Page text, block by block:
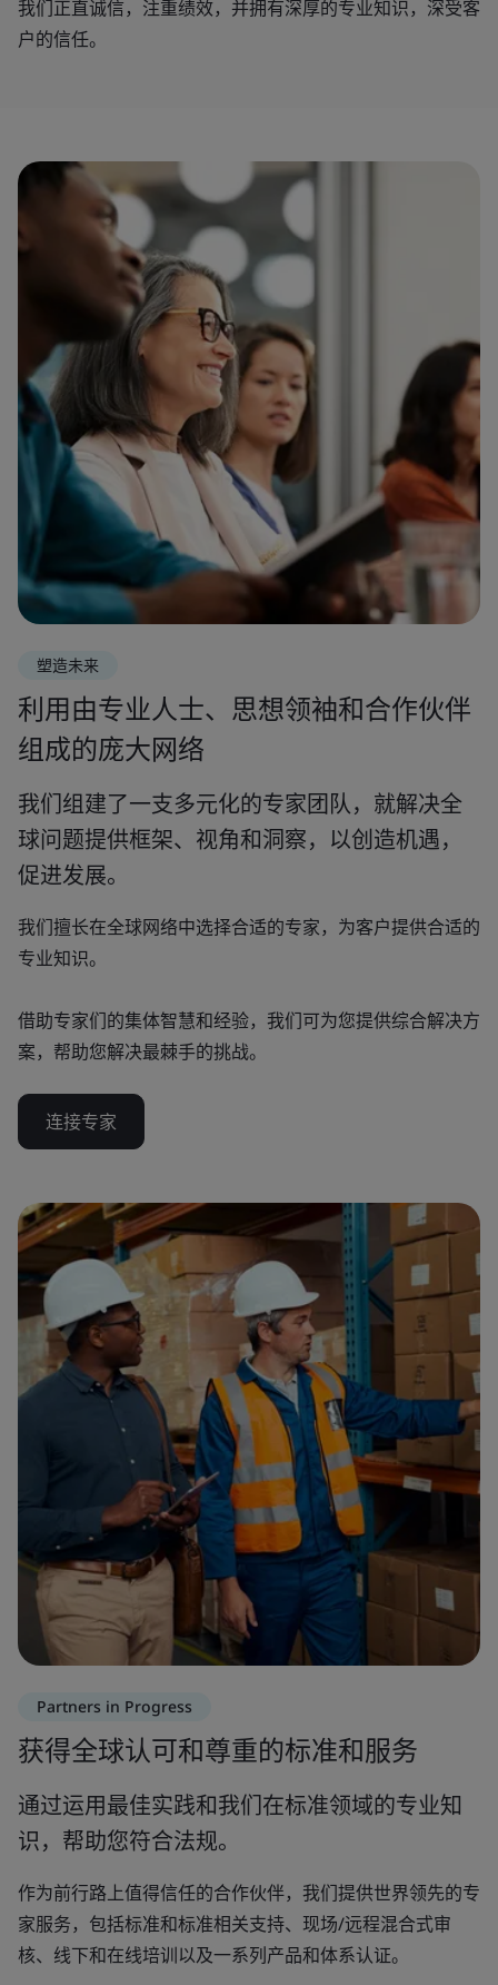
我们正直诚信，注重绩效，并拥有深厚的专业知识，深受客
户的信任。
塑造未来
利用由专业人士、思想领袖和合作伙伴
组成的庞大网络
我们组建了一支多元化的专家团队，就解决全
球问题提供框架、视角和洞察，以创造机遇，
促进发展。
我们擅长在全球网络中选择合适的专家，为客户提供合适的
专业知识。
借助专家们的集体智慧和经验，我们可为您提供综合解决方
案，帮助您解决最棘手的挑战。
连接专家
Partners in Progress
获得全球认可和尊重的标准和服务
通过运用最佳实践和我们在标准领域的专业知
识，帮助您符合法规。
作为前行路上值得信任的合作伙伴，我们提供世界领先的专
家服务，包括标准和标准相关支持、现场/远程混合式审
核、线下和在线培训以及一系列产品和体系认证。